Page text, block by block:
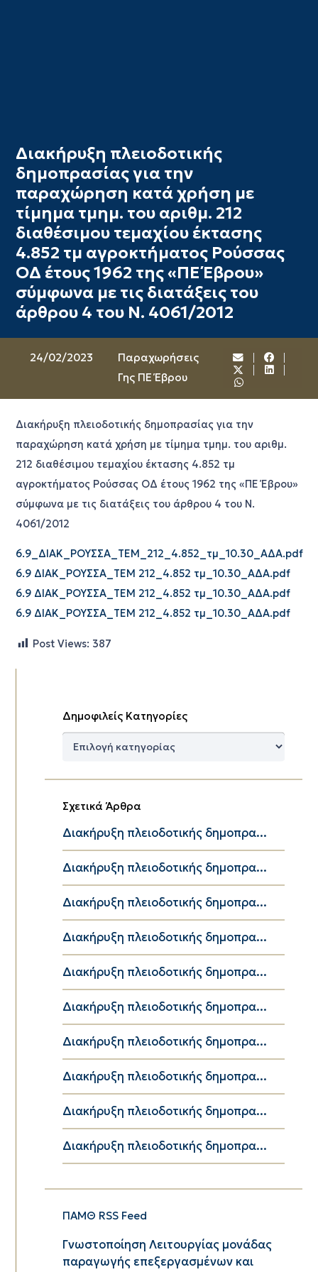
Διακήρυξη πλειοδοτικής
δημοπρασίας για την
παραχώρηση κατά χρήση με
τίμημα τμημ. του αριθμ. 212
διαθέσιμου τεμαχίου έκτασης
4.852 τμ αγροκτήματος Ρούσσας
ΟΔ έτους 1962 της «ΠΕ Έβρου»
σύμφωνα με τις διατάξεις του
άρθρου 4 του Ν. 4061/2012
24/02/2023
Παραχωρήσεις
Γης ΠΕ Έβρου
Διακήρυξη πλειοδοτικής δημοπρασίας για την
παραχώρηση κατά χρήση με τίμημα τμημ. του αριθμ.
212 διαθέσιμου τεμαχίου έκτασης 4.852 τμ
αγροκτήματος Ρούσσας ΟΔ έτους 1962 της «ΠΕ Έβρου»
σύμφωνα με τις διατάξεις του άρθρου 4 του Ν.
4061/2012
6.9_ΔΙΑΚ_ΡΟΥΣΣΑ_ΤΕΜ_212_4.852_τμ_10.30_ΑΔΑ.pdf
6.9 ΔΙΑΚ_ΡΟΥΣΣΑ_ΤΕΜ 212_4.852 τμ_10.30_ΑΔΑ.pdf
6.9 ΔΙΑΚ_ΡΟΥΣΣΑ_ΤΕΜ 212_4.852 τμ_10.30_ΑΔΑ.pdf
6.9 ΔΙΑΚ_ΡΟΥΣΣΑ_ΤΕΜ 212_4.852 τμ_10.30_ΑΔΑ.pdf
Post Views: 387
Δημοφιλείς Κατηγορίες
Δημοφιλείς
Σχετικά Άρθρα
Διακήρυξη πλειοδοτικής δημοπρα...
Διακήρυξη πλειοδοτικής δημοπρα...
Διακήρυξη πλειοδοτικής δημοπρα...
Διακήρυξη πλειοδοτικής δημοπρα...
Διακήρυξη πλειοδοτικής δημοπρα...
Διακήρυξη πλειοδοτικής δημοπρα...
Διακήρυξη πλειοδοτικής δημοπρα...
Διακήρυξη πλειοδοτικής δημοπρα...
Διακήρυξη πλειοδοτικής δημοπρα...
Διακήρυξη πλειοδοτικής δημοπρα...
ΠΑΜΘ RSS Feed
Γνωστοποίηση Λειτουργίας μονάδας
παραγωγής επεξεργασμένων και